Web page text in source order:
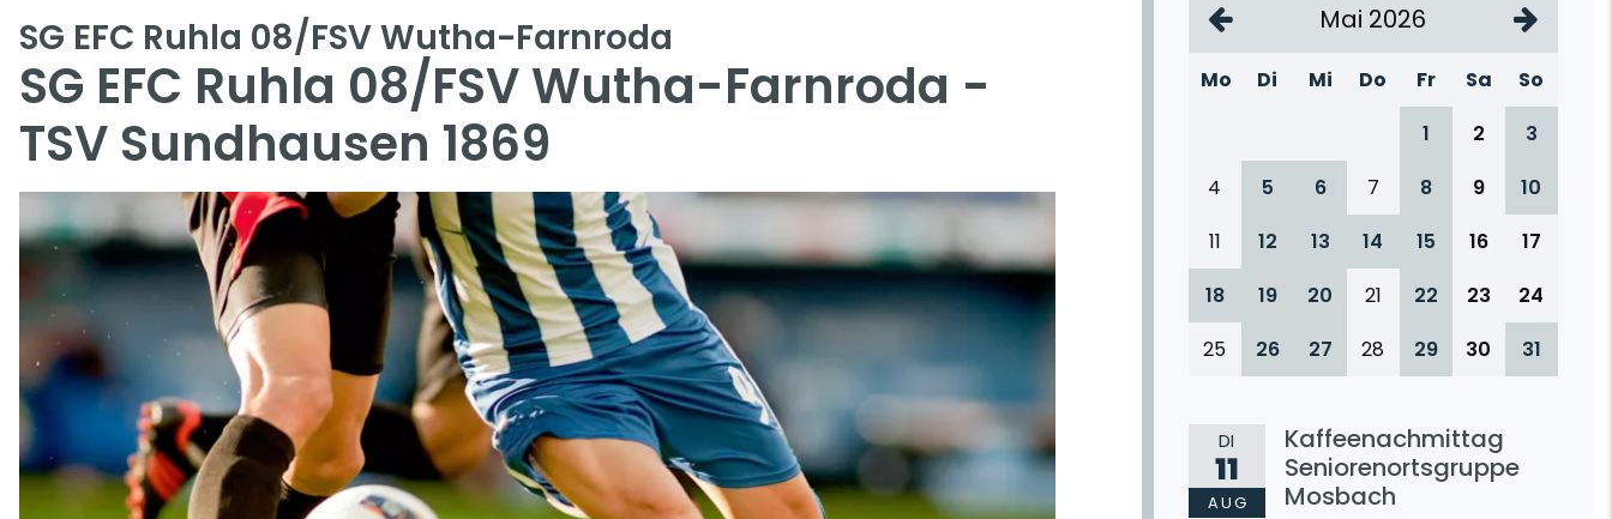
SG EFC Ruhla 08/FSV Wutha-Farnroda
SG EFC Ruhla 08/FSV Wutha-Farnroda -
TSV Sundhausen 1869
Mai 2026
Mo Di Mi Do Fr Sa
So
1
2
3
4
5 6 7 8 9
10
11
12 13 14 15 16
17
18
19 20 21 22 23
24
25
26 27 28 29 30 31
DI
11
AUG
Kaffeenachmittag
Seniorenortsgruppe
Mosbach